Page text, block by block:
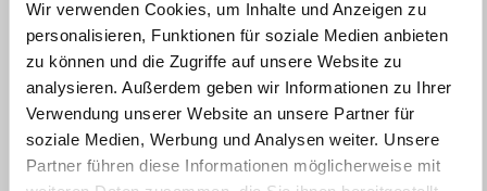
Wir verwenden Cookies, um Inhalte und Anzeigen zu
personalisieren, Funktionen für soziale Medien anbieten
zu können und die Zugriffe auf unsere Website zu
analysieren. Außerdem geben wir Informationen zu Ihrer
Verwendung unserer Website an unsere Partner für
soziale Medien, Werbung und Analysen weiter. Unsere
Partner führen diese Informationen möglicherweise mit
die individuelle Immobilienbetreuung für Wohnimmobilien ,
Gewerbeimmobilien und Grundstücke. Ob kaufen, verkaufen, mieten
GMBHsind Sie genau richtig. Weil wir Immobilien lieben. Und das nicht
erst seit gestern.
Weiter sind wir gerne für Sie in Sachen "Hausverwaltung" tätig. Lassen
Sie sich ein kompetentes Angebot erarbeiten, damit Sie ihre